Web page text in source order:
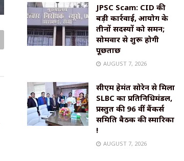
JPSC Scam: CID की
बड़ी कार्रवाई, आयोग के
तीनों सदस्यों को समन;
सोमवार से शुरू होगी
पूछताछ
AUGUST 7, 2026
सीएम हेमंत सोरेन से मिला
SLBC का प्रतिनिधिमंडल,
प्रस्तुत की 96 वीं बैंकर्स
समिति बैठक की स्मारिका
!
AUGUST 7, 2026